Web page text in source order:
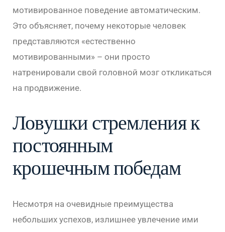
мотивированное поведение автоматическим.
Это объясняет, почему некоторые человек
представляются «естественно
мотивированными» – они просто
натренировали свой головной мозг откликаться
на продвижение.
Ловушки стремления к
постоянным
крошечным победам
Несмотря на очевидные преимущества
небольших успехов, излишнее увлечение ими